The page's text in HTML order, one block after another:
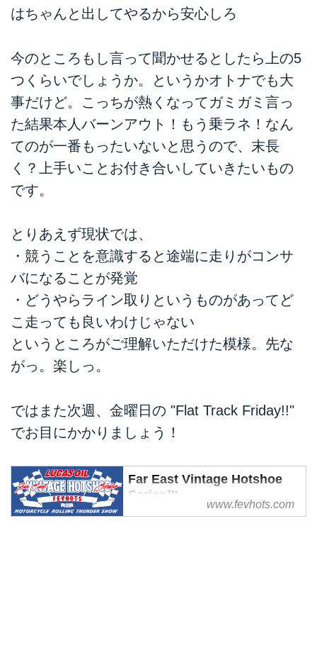
はちゃんと出してやるから安心しろ
今のところもし言って聞かせるとしたら上の5
つくらいでしょうか。というかオトナでも大
事だけど。こっちが熱くなってガミガミ言っ
た結果本人バーンアウト！もう乗ラネ！なん
てのが一番もったいないと思うので、末長
く？上手いことお付き合いしていきたいもの
です。
とりあえず現状では、
・競うことを意識すると途端に走りがコンサ
バになることが発覚
・どうやらライン取りというものがあってど
こ走っても良いわけじゃない
というところがご理解いただけた模様。先な
がっ。楽しっ。
ではまた次週、金曜日の "Flat Track Friday!!"
でお目にかかりましょう！
Far East Vintage Hotshoe
Series™
www.fevhots.com